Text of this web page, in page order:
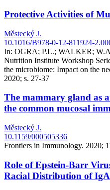
Protective Activities of
Městecký J.
10.1016/B978-0-12-811924-
In: OGRA; P.L.; WALKER;
Nutrition Institute Workshop
the microbiome: Impact on the
2020; s. 27-37
The mammary gland as
the common mucosal
Městecký J.
10.1159/000505336
Frontiers in Immunology. 2020;
Role of Epstein-Barr
Racial Distribution of